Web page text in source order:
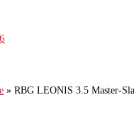
» RBG LEONIS 3.5 Master-